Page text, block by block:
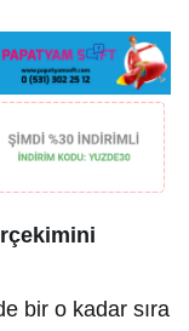
bir o kadar sıra